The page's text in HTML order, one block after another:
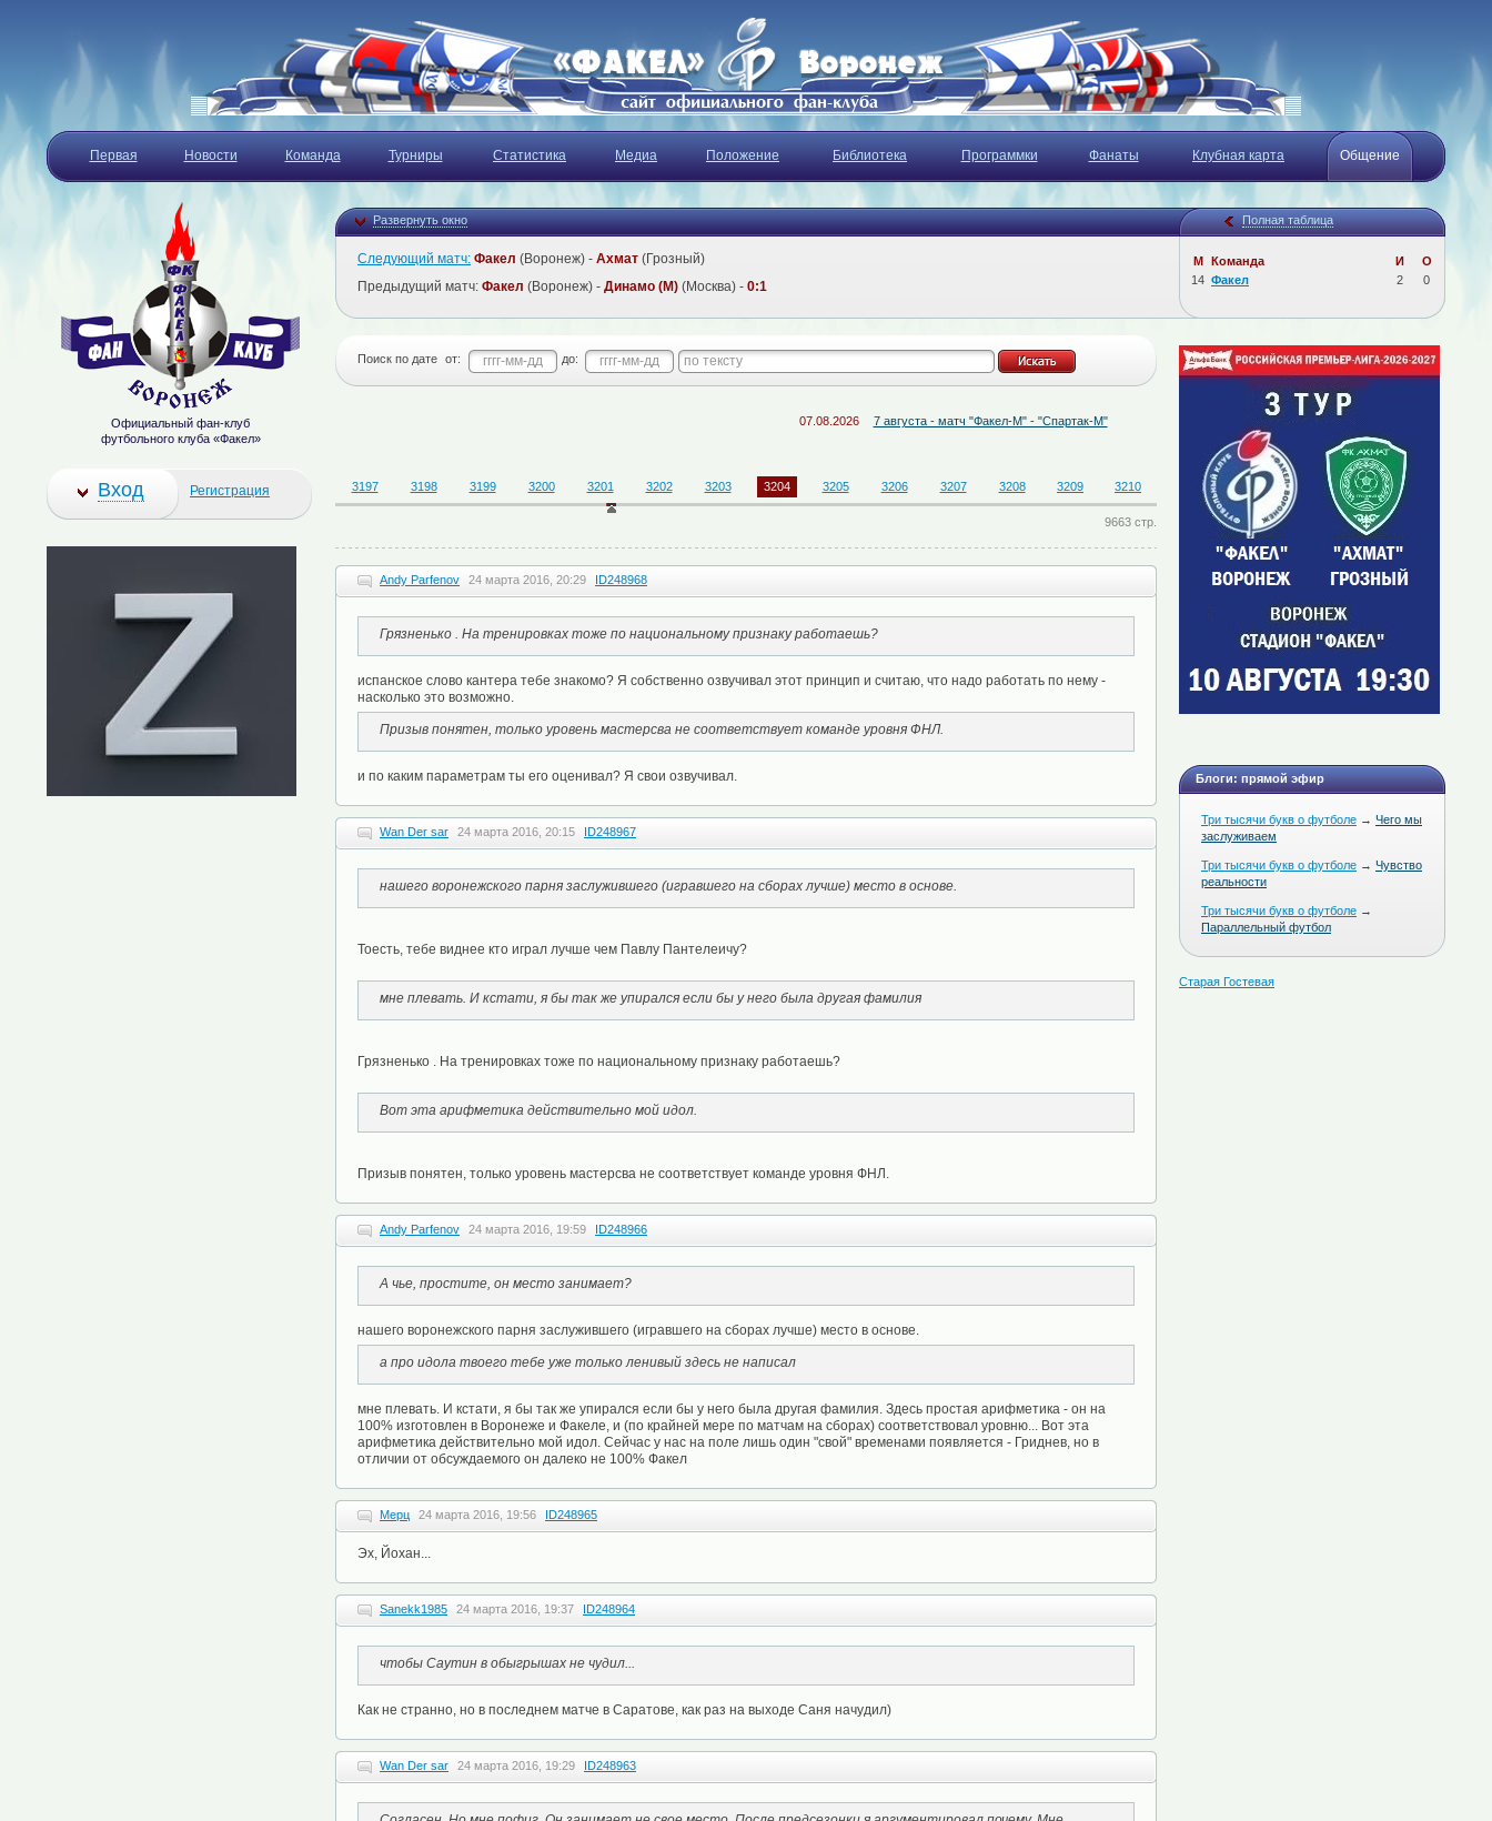
Первая Новости Команда Турниры Статистика Медиа Положение Библиотека Программки Фанаты Клубная карта Общение
Развернуть окно Полная таблица
М Команда И
О
14 Факел 2 0
Следующий матч: Факел (Воронеж) - Ахмат (Грозный)
Предыдущий матч: Факел (Воронеж) - Динамо (М) (Москва) - 0:1
Поиск по дате от: до:
07.08.2026 7 августа - матч "Факел-М" - "Спартак-М" Определён состав судейской бригады на матч
3197 3198 3199 3200 3201 3202 3203 3204 3205 3206 3207 3208 3209 3210
9663 стр.
Andy Parfenov 24 марта 2016, 20:29 ID248968
Грязненько . На тренировках тоже по национальному признаку работаешь?
испанское слово кантера тебе знакомо? Я собственно озвучивал этот принцип и считаю, что надо работать по нему -
насколько это возможно.
Призыв понятен, только уровень мастерсва не соответствует команде уровня ФНЛ.
и по каким параметрам ты его оценивал? Я свои озвучивал.
Wan Der sar 24 марта 2016, 20:15 ID248967
нашего воронежского парня заслужившего (игравшего на сборах лучше) место в основе.
Тоесть, тебе виднее кто играл лучше чем Павлу Пантелеичу?
мне плевать. И кстати, я бы так же упирался если бы у него была другая фамилия
Грязненько . На тренировках тоже по национальному признаку работаешь?
Вот эта арифметика действительно мой идол.
Призыв понятен, только уровень мастерсва не соответствует команде уровня ФНЛ.
Andy Parfenov 24 марта 2016, 19:59 ID248966
А чье, простите, он место занимает?
нашего воронежского парня заслужившего (игравшего на сборах лучше) место в основе.
а про идола твоего тебе уже только ленивый здесь не написал
мне плевать. И кстати, я бы так же упирался если бы у него была другая фамилия. Здесь простая арифметика - он на
100% изготовлен в Воронеже и Факеле, и (по крайней мере по матчам на сборах) соответствовал уровню... Вот эта
арифметика действительно мой идол. Сейчас у нас на поле лишь один "свой" временами появляется - Гриднев, но в
отличии от обсуждаемого он далеко не 100% Факел
Мерц 24 марта 2016, 19:56 ID248965
Эх, Йохан...
Sanekk1985 24 марта 2016, 19:37 ID248964
чтобы Саутин в обыгрышах не чудил...
Как не странно, но в последнем матче в Саратове, как раз на выходе Саня начудил)
Wan Der sar 24 марта 2016, 19:29 ID248963
Блоги: прямой эфир
Три тысячи букв о футболе → Чего мы
заслуживаем
Три тысячи букв о футболе → Чувство
реальности
Три тысячи букв о футболе →
Параллельный футбол
Старая Гостевая
Официальный фан-клуб
футбольного клуба «Факел»
Вход Регистрация